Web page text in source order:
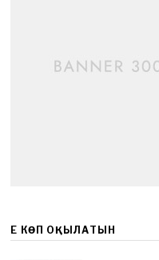
ЕҢ КӨП ОҚЫЛАТЫН